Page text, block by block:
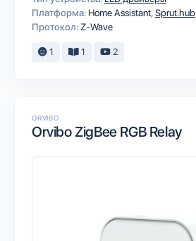
Платформа: Home AssistantSprut.hub
Протокол: Z-Wave
1 1 2
ORVIBO
Orvibo ZigBee RGB Relay